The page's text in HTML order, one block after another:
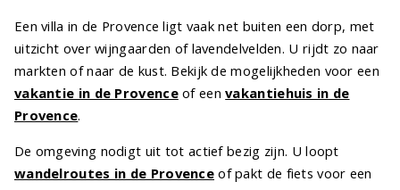
Een villa in de Provence ligt vaak net buiten een dorp, met
uitzicht over wijngaarden of lavendelvelden. U rijdt zo naar
markten of naar de kust. Bekijk de mogelijkheden voor een
vakantie in de Provenceof eenvakantiehuis in de
Provence.
De omgeving nodigt uit tot actief bezig zijn. U loopt
wandelroutes in de Provence of pakt de fiets voor een